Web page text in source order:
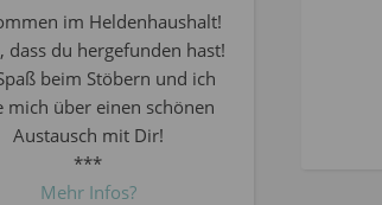
im Heldenhaushalt!
dass du hergefunden hast!
beim Stöbern und ich
mich über einen schönen
Austausch mit Dir!
***
Mehr Infos?